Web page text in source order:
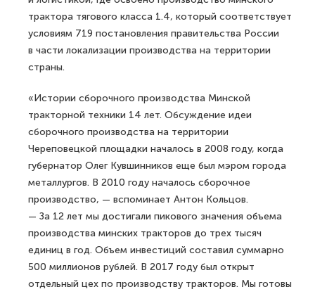
трактора тягового класса 1.4, который соответствует
условиям 719 постановления правительства России
в части локализации производства на территории
страны.
«Истории сборочного производства Минской
тракторной техники 14 лет. Обсуждение идеи
сборочного производства на территории
Череповецкой площадки началось в 2008 году, когда
губернатор Олег Кувшинников еще был мэром города
металлургов. В 2010 году началось сборочное
производство, — вспоминает Антон Кольцов.
— За 12 лет мы достигали пикового значения объема
производства минских тракторов до трех тысяч
единиц в год. Объем инвестиций составил суммарно
500 миллионов рублей. В 2017 году был открыт
отдельный цех по производству тракторов. Мы готовы